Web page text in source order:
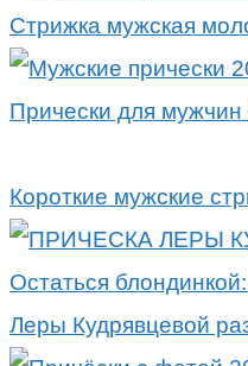
Стрижка мужская
Прически для
Короткие мужские
Остаться
Леры Кудрявцевой